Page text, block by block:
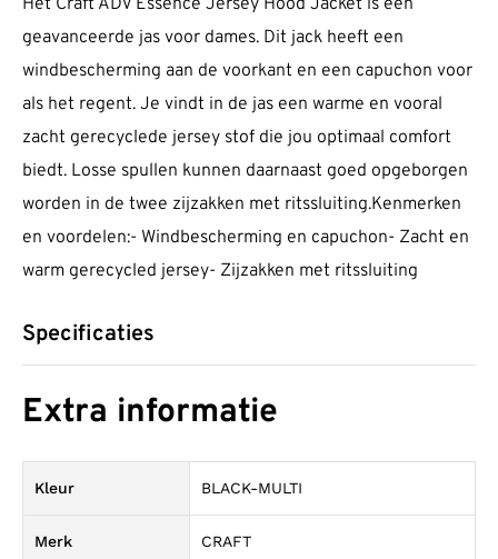
Het Craft ADV Essence Jersey Hood Jacket is een
geavanceerde jas voor dames. Dit jack heeft een
windbescherming aan de voorkant en een capuchon voor
als het regent. Je vindt in de jas een warme en vooral
zacht gerecyclede jersey stof die jou optimaal comfort
biedt. Losse spullen kunnen daarnaast goed opgeborgen
worden in de twee zijzakken met ritssluiting.Kenmerken
en voordelen:- Windbescherming en capuchon- Zacht en
warm gerecycled jersey- Zijzakken met ritssluiting
Specificaties
Extra informatie
Kleur BLACK-MULTI
Merk CRAFT